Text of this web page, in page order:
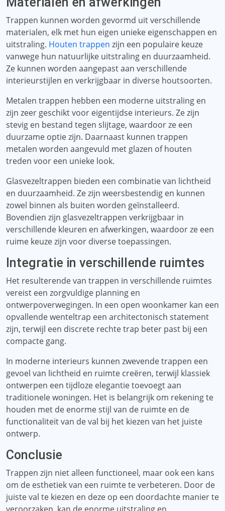
Trappen kunnen worden gevormd uit verschillende
materialen, elk met hun eigen unieke eigenschappen en
uitstraling. Houten trappen zijn een populaire keuze
vanwege hun natuurlijke uitstraling en duurzaamheid.
Ze kunnen worden aangepast aan verschillende
interieurstijlen en verkrijgbaar in diverse houtsoorten.
Metalen trappen hebben een moderne uitstraling en
zijn zeer geschikt voor eigentijdse interieurs. Ze zijn
stevig en bestand tegen slijtage, waardoor ze een
duurzame optie zijn. Daarnaast kunnen trappen
metalen worden aangevuld met glazen of houten
treden voor een unieke look.
Glasvezeltrappen bieden een combinatie van lichtheid
en duurzaamheid. Ze zijn weersbestendig en kunnen
zowel binnen als buiten worden geïnstalleerd.
Bovendien zijn glasvezeltrappen verkrijgbaar in
verschillende kleuren en afwerkingen, waardoor ze een
ruime keuze zijn voor diverse toepassingen.
Integratie in verschillende ruimtes
Het resulterende van trappen in verschillende ruimtes
vereist een zorgvuldige planning en
ontwerpoverwegingen. In een open woonkamer kan een
opvallende wenteltrap een architectonisch statement
zijn, terwijl een discrete rechte trap beter past bij een
compacte gang.
In moderne interieurs kunnen zwevende trappen een
gevoel van lichtheid en ruimte creëren, terwijl klassiek
ontwerpen een tijdloze elegantie toevoegt aan
traditionele woningen. Het is belangrijk om rekening te
houden met de enorme stijl van de ruimte en de
functionaliteit van de val bij het kiezen van het juiste
ontwerp.
Conclusie
Trappen zijn niet alleen functioneel, maar ook een kans
om de esthetiek van een ruimte te verbeteren. Door de
juiste val te kiezen en deze op een doordachte manier te